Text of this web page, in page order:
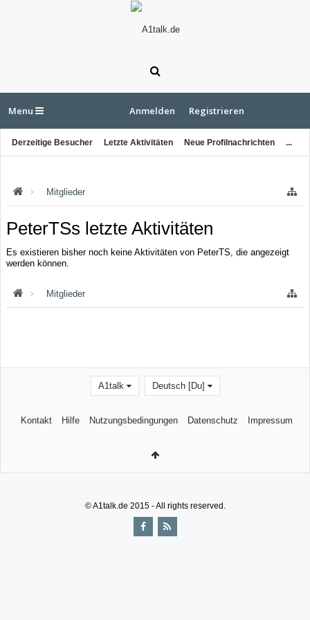
Menu
Derzeitige Besucher Letzte Aktivitäten Neue Profilnachrichten ...
Anmelden Registrieren
Mitglieder
PeterTSs letzte Aktivitäten
Es existieren bisher noch keine Aktivitäten von PeterTS, die angezeigt
werden können.
Mitglieder
A1talk Deutsch [Du]
Kontakt Hilfe Nutzungsbedingungen Datenschutz Impressum
© A1talk.de 2015 - All rights reserved.